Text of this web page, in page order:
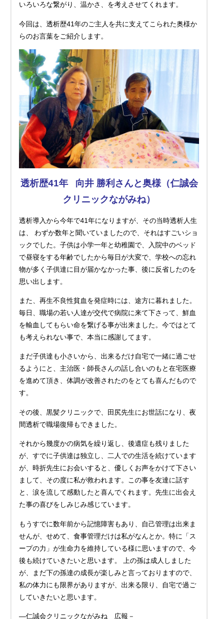
いろいろな繋がり、温かさ、を考えさせてくれます。
今回は、透析歴41年のご主人を共に支えてこられた奥様か
らのお言葉をご紹介します。
透析歴41年 向井 勝利さんと奥様（仁誠会
クリニックながみね）
透析導入から今年で41年になりますが、その当時透析人生
は、 わずか数年と聞いていましたので、それはすごいショ
ックでした。子供は小学一年と幼稚園で、入院中のベッド
で昼寝をする年齢でしたから毎日が大変で、学校への忘れ
物が多く子供達に目が届かなかった事、後に反省したのを
思い出します。
また、再生不良性貧血を発症時には、途方に暮れました。
毎日、職場の若い人達が交代で病院に来て下さって、鮮血
を輸血してもらい命を繋げる事が出来ました。今ではとて
も考えられない事で、本当に感謝してます。
まだ子供達も小さいから、出来るだけ自宅で一緒に過ごせ
るようにと、主治医・師長さんの話し合いのもと在宅医療
を進めて頂き、体調が改善されたのをとても喜んだもので
す。
その後、黒髪クリニックで、田尻先生にお世話になり、夜
間透析で職場復帰もできました。
それから幾度かの病気を繰り返し、後遺症も残りました
が、すでに子供達は独立し、二人での生活を続けています
が、時折先生にお会いすると、優しくお声をかけて下さい
まして、その度に私が救われます。この事を友達に話す
と、涙を流して感動したと喜んでくれます。先生に出会え
た事の喜びをしみじみ感じています。
もうすでに数年前から記憶障害もあり、自己管理は出来ま
せんが、せめて、食事管理だけは私がなんとか。特に「ス
ープの力」が生命力を維持している様に思いますので、今
後も続けていきたいと思います。 上の孫は成人しました
が、まだ下の孫達の成長が楽しみと言っておりますので、
私の体力にも限界がありますが、出来る限り、自宅で過ご
していきたいと思います。
―仁誠会クリニックながみね 広報－